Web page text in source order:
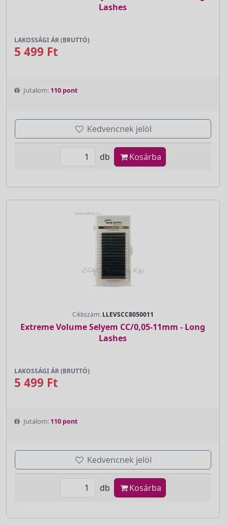
Lashes
LAKOSSÁGI ÁR (BRUTTÓ)
5 499 Ft
Jutalom: 110 pont
Kedvencnek jelöl
db Kosárba
Cikkszám: LLEVSCC8050011
Extreme Volume Selyem CC/0,05-11mm - Long
Lashes
LAKOSSÁGI ÁR (BRUTTÓ)
5 499 Ft
Jutalom: 110 pont
Kedvencnek jelöl
db Kosárba